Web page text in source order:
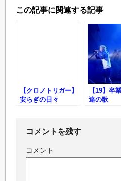
この記事に関連する記事
【クロノトリガー】
安らぎの日々
【19】卒
達の歌
コメントを残す
コメント